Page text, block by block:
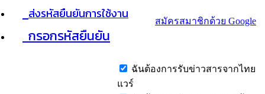
ส่งรหัสยืนยันการใช้งาน
กรอกรหัสยืนยัน
สมัครสมาชิกด้วย Google
ฉันต้องการรับข่าวสารจากไทย
แวร์